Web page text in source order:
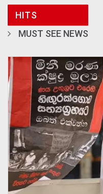
HITS
MUST SEE NEWS